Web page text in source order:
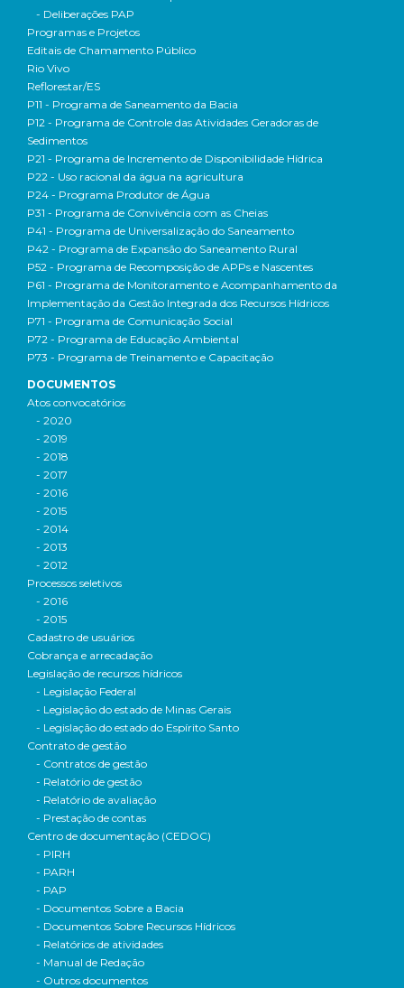
- Deliberações PAP
Programas e Projetos
Editais de Chamamento Público
Rio Vivo
Reflorestar/ES
P11 - Programa de Saneamento da Bacia
P12 - Programa de Controle das Atividades Geradoras de
Sedimentos
P21 - Programa de Incremento de Disponibilidade Hídrica
P22 - Uso racional da água na agricultura
P24 - Programa Produtor de Água
P31 - Programa de Convivência com as Cheias
P41 - Programa de Universalização do Saneamento
P42 - Programa de Expansão do Saneamento Rural
P52 - Programa de Recomposição de APPs e Nascentes
P61 - Programa de Monitoramento e Acompanhamento da
Implementação da Gestão Integrada dos Recursos Hídricos
P71 - Programa de Comunicação Social
P72 - Programa de Educação Ambiental
P73 - Programa de Treinamento e Capacitação
DOCUMENTOS
Atos convocatórios
- 2020
- 2019
- 2018
- 2017
- 2016
- 2015
- 2014
- 2013
- 2012
Processos seletivos
- 2016
- 2015
Cadastro de usuários
Cobrança e arrecadação
Legislação de recursos hídricos
- Legislação Federal
- Legislação do estado de Minas Gerais
- Legislação do estado do Espírito Santo
Contrato de gestão
- Contratos de gestão
- Relatório de gestão
- Relatório de avaliação
- Prestação de contas
Centro de documentação (CEDOC)
- PIRH
- PARH
- PAP
- Documentos Sobre a Bacia
- Documentos Sobre Recursos Hídricos
- Relatórios de atividades
- Manual de Redação
- Outros documentos